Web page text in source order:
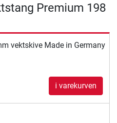
Premium 198
vektskive Made in Germany
i varekurven